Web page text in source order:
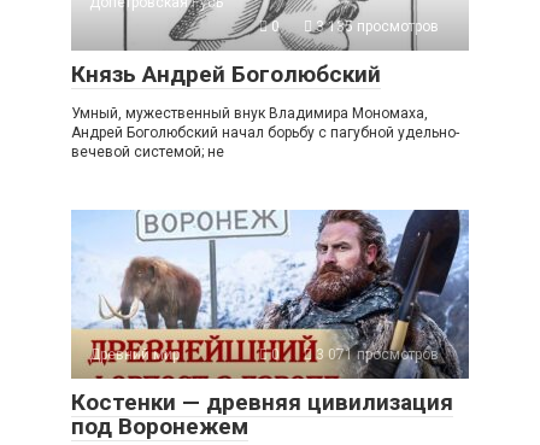
0
3 135 просмотров
Князь Андрей Боголюбский
Умный, мужественный внук Владимира Мономаха,
Андрей Боголюбский начал борьбу с пагубной удельно-
вечевой системой; не
Древний мир 0 3 071 просмотров
Костенки — древняя цивилизация
под Воронежем